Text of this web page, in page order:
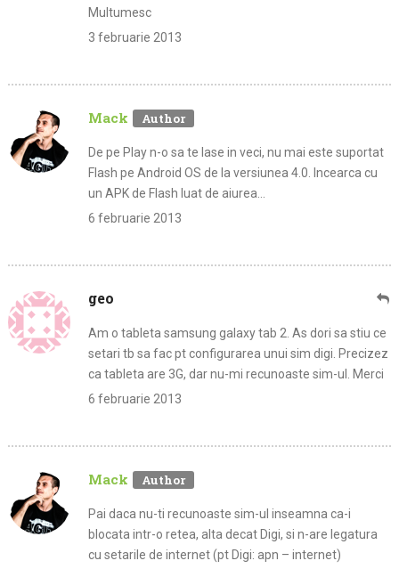
Multumesc
3 februarie 2013
Mack
De pe Play n-o sa te lase in veci, nu mai este suportat
Flash pe Android OS de la versiunea 4.0. Incearca cu
un APK de Flash luat de aiurea…
6 februarie 2013
geo
Am o tableta samsung galaxy tab 2. As dori sa stiu ce
setari tb sa fac pt configurarea unui sim digi. Precizez
ca tableta are 3G, dar nu-mi recunoaste sim-ul. Merci
6 februarie 2013
Mack
Pai daca nu-ti recunoaste sim-ul inseamna ca-i
blocata intr-o retea, alta decat Digi, si n-are legatura
cu setarile de internet (pt Digi: apn – internet)